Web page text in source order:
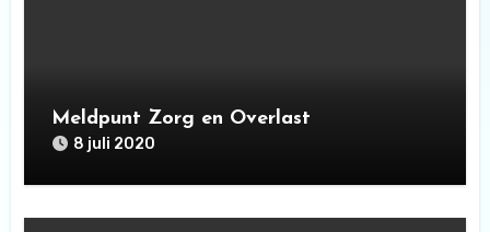
Meldpunt Zorg en Overlast
8 juli 2020